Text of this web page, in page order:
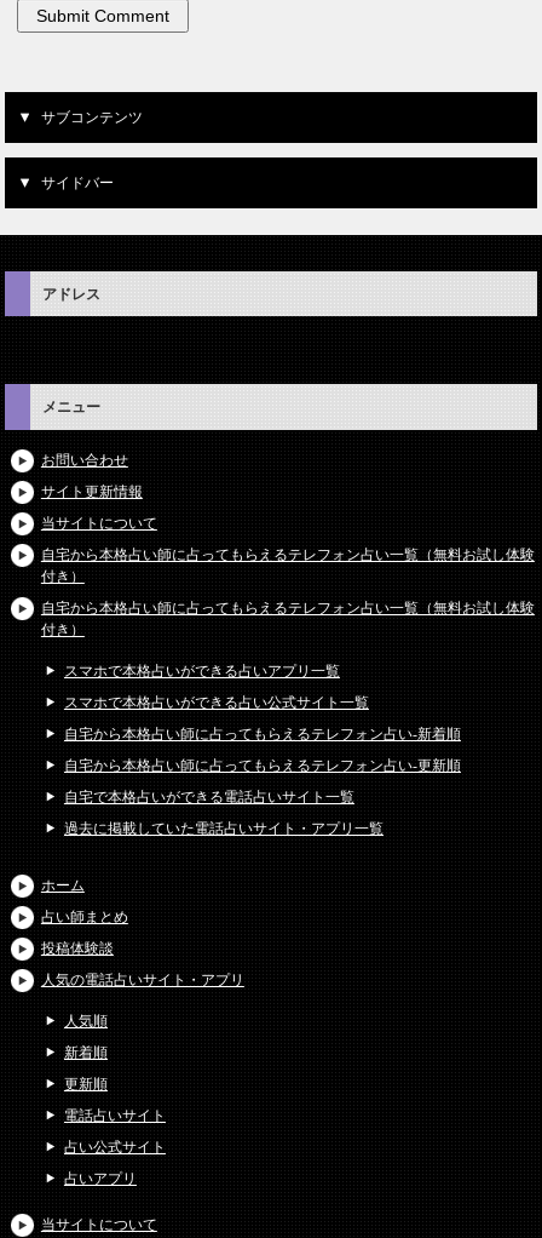
サブコンテンツ
サイドバー
アドレス
メニュー
お問い合わせ
サイト更新情報
当サイトについて
自宅から本格占い師に占ってもらえるテレフォン占い一覧（無料お試し体験
付き）
自宅から本格占い師に占ってもらえるテレフォン占い一覧（無料お試し体験
付き）
スマホで本格占いができる占いアプリ一覧
スマホで本格占いができる占い公式サイト一覧
自宅から本格占い師に占ってもらえるテレフォン占い-新着順
自宅から本格占い師に占ってもらえるテレフォン占い-更新順
自宅で本格占いができる電話占いサイト一覧
過去に掲載していた電話占いサイト・アプリ一覧
ホーム
占い師まとめ
投稿体験談
人気の電話占いサイト・アプリ
人気順
新着順
更新順
電話占いサイト
占い公式サイト
占いアプリ
当サイトについて